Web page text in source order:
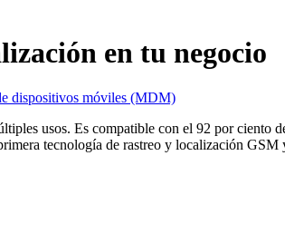
en tu negocio
dispositivos móviles (MDM)
usos. Es compatible con el 92 por
tecnología de rastreo y localización GSM